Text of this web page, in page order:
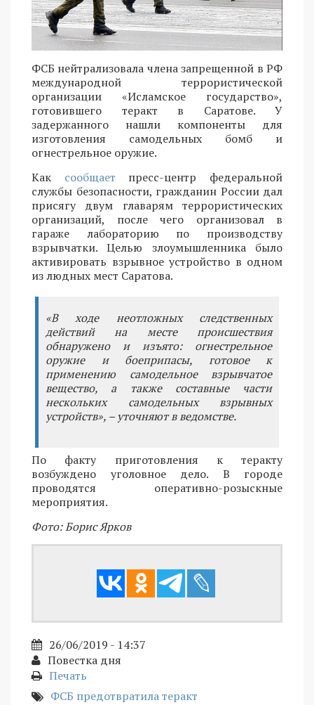
ФСБ нейтрализовала члена запрещенной в РФ
международной террористической
организации «Исламское государство»,
готовившего теракт в Саратове. У
задержанного нашли компоненты для
изготовления самодельных бомб и
огнестрельное оружие.
Как сообщает пресс-центр федеральной
службы безопасности, гражданин России дал
присягу двум главарям террористических
организаций, после чего организовал в
гараже лабораторию по производству
взрывчатки. Целью злоумышленника было
активировать взрывное устройство в одном
из людных мест Саратова.
«В ходе неотложных следственных
действий на месте происшествия
обнаружено и изъято: огнестрельное
оружие и боеприпасы, готовое к
применению самодельное взрывчатое
вещество, а также составные части
нескольких самодельных взрывных
устройств», – уточняют в ведомстве.
По факту приготовления к теракту
возбуждено уголовное дело. В городе
проводятся оперативно-розыскные
мероприятия.
Фото: Борис Ярков
26/06/2019 - 14:37
Повестка дня
Печать
ФСБ предотвратила теракт